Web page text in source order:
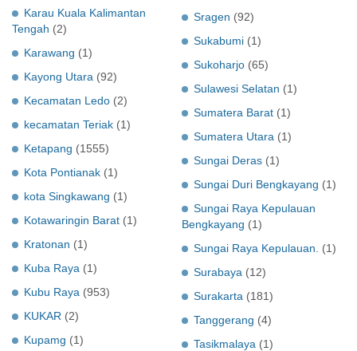
Karau Kuala Kalimantan
Tengah (2)
Karawang (1)
Kayong Utara (92)
Kecamatan Ledo (2)
kecamatan Teriak (1)
Ketapang (1555)
Kota Pontianak (1)
kota Singkawang (1)
Kotawaringin Barat (1)
Kratonan (1)
Kuba Raya (1)
Kubu Raya (953)
KUKAR (2)
Kupamg (1)
Sragen (92)
Sukabumi (1)
Sukoharjo (65)
Sulawesi Selatan (1)
Sumatera Barat (1)
Sumatera Utara (1)
Sungai Deras (1)
Sungai Duri Bengkayang (1)
Sungai Raya Kepulauan
Bengkayang (1)
Sungai Raya Kepulauan.
(1)
Surabaya (12)
Surakarta (181)
Tanggerang (4)
Tasikmalaya (1)